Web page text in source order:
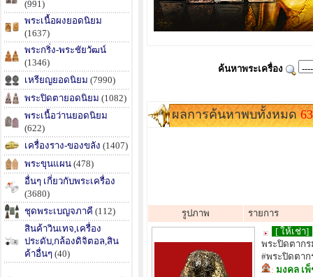
(991)
พระเนื้อผงยอดนิยม
(1637)
พระกริ่ง-พระชัยวัฒน์
(1346)
เหรียญยอดนิยม (7990)
พระปิดตายอดนิยม (1082)
พระเนื้อว่านยอดนิยม
(622)
เครื่องราง-ของขลัง (1407)
พระขุนแผน (478)
อื่นๆ เกี่ยวกับพระเครื่อง
(3680)
ชุดพระเบญจภาคี (112)
สินค้าวินเทจ,เครื่อง
ประดับ,กล้องดิจิตอล,สิน
ค้าอื่นๆ (40)
ค้นหาพระเครื่อง
ผลการค้นหาพบทั้งหมด63
รูปภาพ
รายการ
[ ให้เช่า]
พระปิดตาก
#พระปิดตาก
: มงคล เ